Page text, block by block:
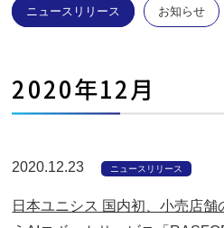
ィ
ン
で
ニュースリリース お知らせ
2020年12月
2020.12.23 ニュースリリース
日本ユニシス 国内初、小売店舗